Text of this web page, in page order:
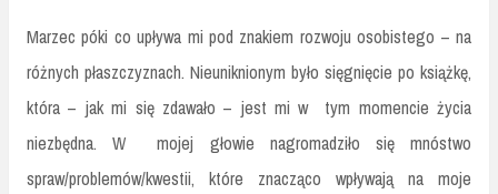
Marzec póki co upływa mi pod znakiem rozwoju osobistego – na
różnych płaszczyznach. Nieuniknionym było sięgnięcie po książkę,
która – jak mi się zdawało – jest mi w tym momencie życia
niezbędna. W mojej głowie nagromadziło się mnóstwo
spraw/problemów/kwestii, które znacząco wpływają na moje